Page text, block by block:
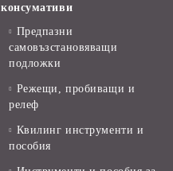
консумативи
Предпазни
самовъзстановяващи
подложки
Режещи, пробиващи и
релеф
Квилинг инструменти и
пособия